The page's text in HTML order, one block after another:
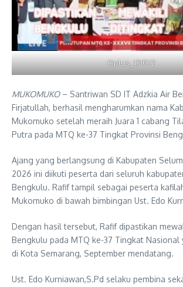
Oplus_131072
MUKOMUKO– Santriwan SD IT Adzkia Air
Firjatullah, berhasil mengharumkan nama
Mukomuko setelah meraih Juara 1 cabang
Putra pada MTQ ke-37 Tingkat Provinsi
Ajang yang berlangsung di Kabupaten
2026 ini diikuti peserta dari seluruh
Bengkulu. Rafif tampil sebagai peserta
Mukomuko di bawah bimbingan Ust. Edo
Dengan hasil tersebut, Rafif dipastikan
Bengkulu pada MTQ ke-37 Tingkat
di Kota Semarang, September mendatang.
Ust. Edo Kurniawan,S.Pd selaku pembina